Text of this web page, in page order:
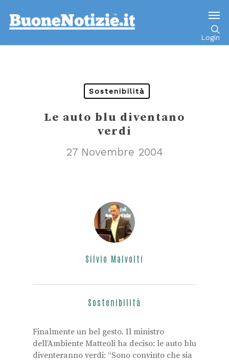
Login
Sostenibilità
Le auto blu diventano
verdi
27 Novembre 2004
Silvio Malvolti
Sostenibilità
Finalmente un bel gesto. Il ministro
dell’Ambiente Matteoli ha deciso: le auto blu
diventeranno verdi: “Sono convinto che sia
Go to mobile version